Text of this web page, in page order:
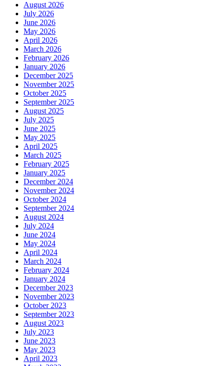
August 2026
July 2026
June 2026
May 2026
April 2026
March 2026
February 2026
January 2026
December 2025
November 2025
October 2025
September 2025
August 2025
July 2025
June 2025
May 2025
April 2025
March 2025
February 2025
January 2025
December 2024
November 2024
October 2024
September 2024
August 2024
July 2024
June 2024
May 2024
April 2024
March 2024
February 2024
January 2024
December 2023
November 2023
October 2023
September 2023
August 2023
July 2023
June 2023
May 2023
April 2023